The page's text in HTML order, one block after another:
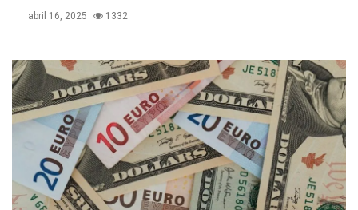
abril 16, 2025 1332